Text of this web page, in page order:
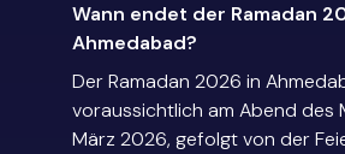
Wann endet der Ramadan
Ahmedabad?
Der Ramadan 2026 in
voraussichtlich am Abend des
März 2026, gefolgt von der